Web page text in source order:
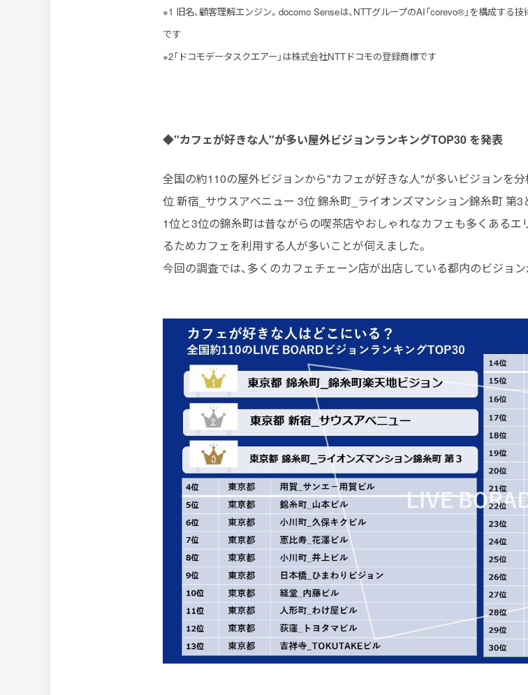
※1 旧名、顧客理解エンジン。docomo Senseは、NTTグループのAI「corevo®」を構成する
です
※2「ドコモデータスクエアー」は株式会社NTTドコモの登録商標です
◆"カフェが好きな人"が多い屋外ビジョンランキングTOP30 を発表
全国の約110の屋外ビジョンから"カフェが好きな人"が多いビジョンを
位 新宿_サウスアベニュー 3位 錦糸町_ライオンズマンション錦糸町 第3
1位と3位の錦糸町は昔ながらの喫茶店やおしゃれなカフェも多くあるエ
るためカフェを利用する人が多いことが伺えました。
今回の調査では、多くのカフェチェーン店が出店している都内のビジョ